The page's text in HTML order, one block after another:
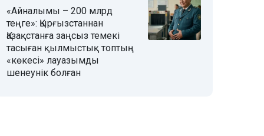
«Айналымы – 200 млрд
теңге»: Қырғызстаннан
Қазақстанға заңсыз темекі
тасыған қылмыстық топтың
«көкесі» лауазымды
шенеунік болған